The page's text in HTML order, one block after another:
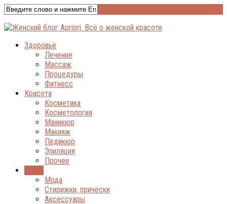
Здоровье
Лечение
Массаж
Процедуры
Фитнесс
Красота
Косметика
Косметология
Маникюр
Макияж
Педикюр
Эпиляция
Прочее
Мода
Стирижки, причёски
Аксессуары